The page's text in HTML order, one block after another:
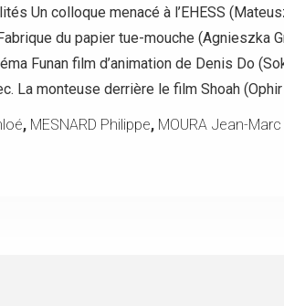
Un colloque menacé à l’EHESS
du papier tue-mouche
Funan film d’animation de Denis Do
La monteuse derrière le film Shoah
, MESNARD Philippe, MOURA Jean-Marc